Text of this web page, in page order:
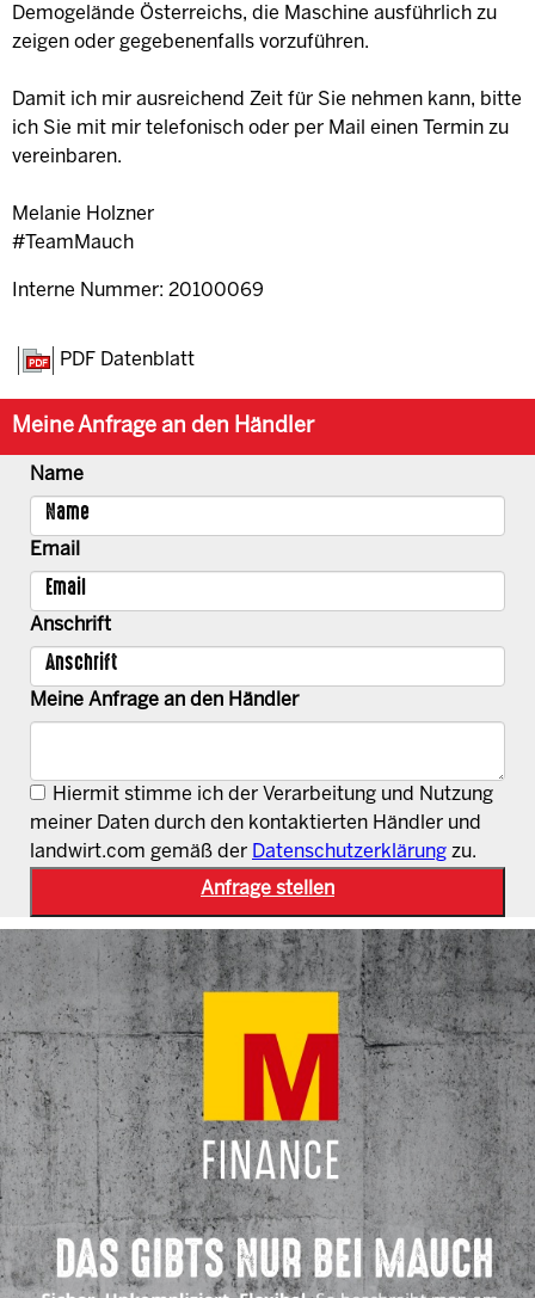
Demogelände Österreichs, die Maschine ausführlich zu
zeigen oder gegebenenfalls vorzuführen.
Damit ich mir ausreichend Zeit für Sie nehmen kann, bitte
ich Sie mit mir telefonisch oder per Mail einen Termin zu
vereinbaren.
Melanie Holzner
#TeamMauch
Interne Nummer: 20100069
PDF Datenblatt
Meine Anfrage an den Händler
Name
Email
Anschrift
Meine Anfrage an den Händler
Hiermit stimme ich der Verarbeitung und Nutzung
meiner Daten durch den kontaktierten Händler und
landwirt.com gemäß der Datenschutzerklärung zu.